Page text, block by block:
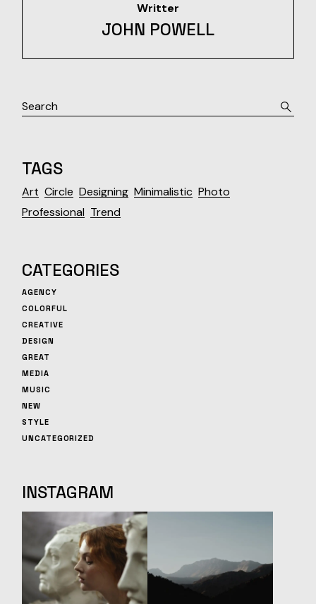
Writter
JOHN POWELL
TAGS
Art Circle Designing Minimalistic Photo
Professional Trend
CATEGORIES
AGENCY
COLORFUL
CREATIVE
DESIGN
GREAT
MEDIA
MUSIC
NEW
STYLE
UNCATEGORIZED
INSTAGRAM